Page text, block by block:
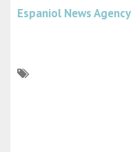
Espaniol News Agency